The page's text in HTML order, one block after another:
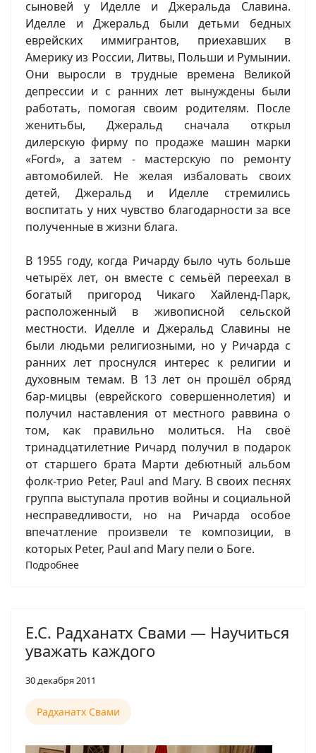
сыновей у Иделле и Джеральда Славина.
Иделле и Джеральд были детьми бедных
еврейских иммигрантов, приехавших в
Америку из России, Литвы, Польши и Румынии.
Они выросли в трудные времена Великой
депрессии и с ранних лет вынуждены были
работать, помогая своим родителям. После
женитьбы, Джеральд сначала открыл
дилерскую фирму по продаже машин марки
«Ford», а затем - мастерскую по ремонту
автомобилей. Не желая избаловать своих
детей, Джеральд и Иделле стремились
воспитать у них чувство благодарности за все
полученные в жизни блага.
В 1955 году, когда Ричарду было чуть больше
четырёх лет, он вместе с семьёй переехал в
богатый пригород Чикаго Хайленд-Парк,
расположенный в живописной сельской
местности. Иделле и Джеральд Славины не
были людьми религиозными, но у Ричарда с
ранних лет проснулся интерес к религии и
духовным темам. В 13 лет он прошёл обряд
бар-мицвы (еврейского совершеннолетия) и
получил наставления от местного раввина о
том, как правильно молиться. На своё
тринадцатилетние Ричард получил в подарок
от старшего брата Марти дебютный альбом
фолк-трио Peter, Paul and Mary. В своих песнях
группа выступала против войны и социальной
несправедливости, но на Ричарда особое
впечатление произвели те композиции, в
которых Peter, Paul and Mary пели о Боге.
Подробнее
Е.С. Радханатх Свами — Научиться
уважать каждого
30 декабря 2011
Радханатх Свами